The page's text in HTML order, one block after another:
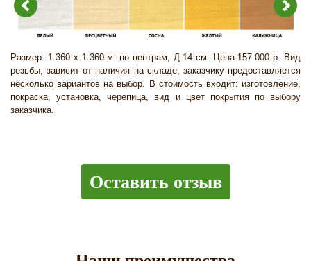
Размер: 1.360 х 1.360 м. по центрам, Д-14 см. Цена 157.000 р. Вид
резьбы, зависит от наличия на складе, заказчику предоставляется
несколько вариантов на выбор. В стоимость входит: изготовление,
покраска, установка, черепица, вид и цвет покрытия по выбору
заказчика.
Оставить отзыв